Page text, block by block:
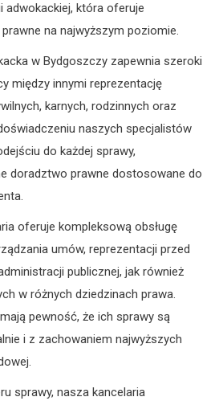
adwokackiej, która oferuje
na najwyższym poziomie.
w Bydgoszczy zapewnia szeroki
między innymi reprezentację
karnych, rodzinnych oraz
naszych specjalistów
do każdej sprawy,
doradztwo prawne dostosowane do
oferuje kompleksową obsługę
umów, reprezentacji przed
publicznej, jak również
w różnych dziedzinach prawa.
pewność, że ich sprawy są
i z zachowaniem najwyższych
sprawy, nasza kancelaria